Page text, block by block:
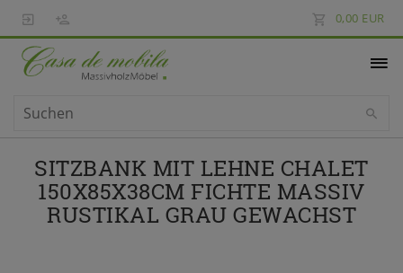
0,00 EUR
SITZBANK MIT LEHNE CHALET
150X85X38CM FICHTE MASSIV
RUSTIKAL GRAU GEWACHST